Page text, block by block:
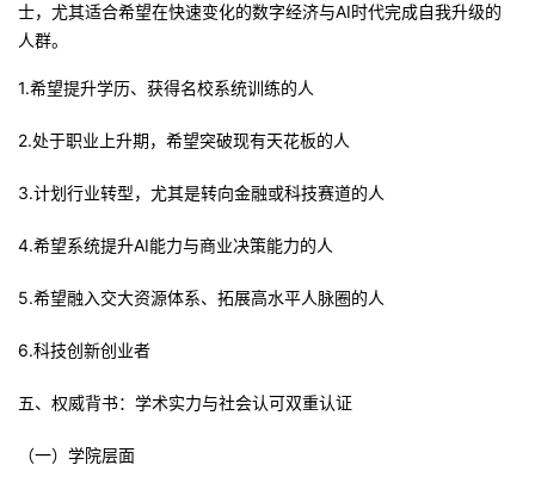
士，尤其适合希望在快速变化的数字经济与AI时代完成自我升级的
人群。
1.希望提升学历、获得名校系统训练的人
2.处于职业上升期，希望突破现有天花板的人
3.计划行业转型，尤其是转向金融或科技赛道的人
4.希望系统提升AI能力与商业决策能力的人
5.希望融入交大资源体系、拓展高水平人脉圈的人
6.科技创新创业者
五、权威背书：学术实力与社会认可双重认证
（一）学院层面